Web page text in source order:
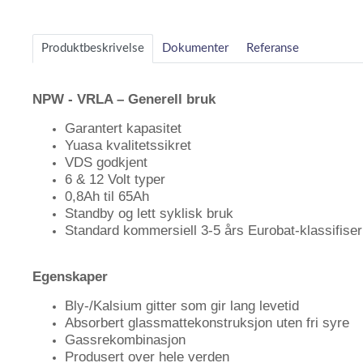
of
Produktbeskrivelse Dokumenter Referanse
NPW - VRLA – Generell bruk
Garantert kapasitet
Yuasa kvalitetssikret
VDS godkjent
6 & 12 Volt typer
0,8Ah til 65Ah
Standby og lett syklisk bruk
Standard kommersiell 3-5 års Eurobat-
Egenskaper
Bly-/Kalsium gitter som gir lang levetid
Absorbert glassmattekonstruksjon uten fri syre
Gassrekombinasjon
Produsert over hele verden